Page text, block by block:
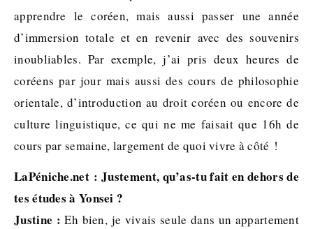
apprendre le coréen, mais aussi passer une année
d’immersion totale et en revenir avec des souvenirs
inoubliables. Par exemple, j’ai pris deux heures de
coréens par jour mais aussi des cours de philosophie
orientale, d’introduction au droit coréen ou encore de
culture linguistique, ce qui ne me faisait que 16h de
cours par semaine, largement de quoi vivre à côté !
LaPéniche.net : Justement, qu’as-tu fait en dehors de
tes études à Yonsei ?
Justine : Eh bien, je vivais seule dans un appartement